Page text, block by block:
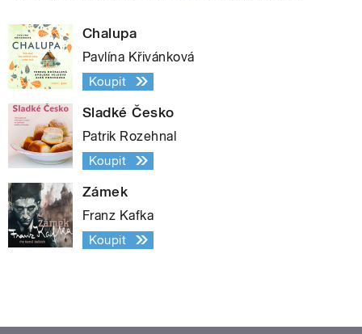
Chalupa
Pavlína Křivánková
Koupit
Sladké Česko
Patrik Rozehnal
Koupit
Zámek
Franz Kafka
Koupit